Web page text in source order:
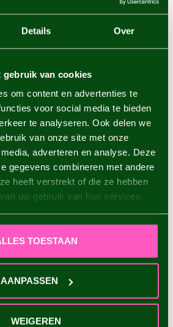
Details Over
gebruik van cookies
om content en advertenties te
voor social media te bieden
te analyseren. Ook delen we
van onze site met onze
adverteren en analyse. Deze
gegevens combineren met andere
heeft verstrekt of die ze hebben
uw gebruik van hun services.
TOESTAAN
AANPASSEN
WEIGEREN
Night €4,95
Brons €4,95